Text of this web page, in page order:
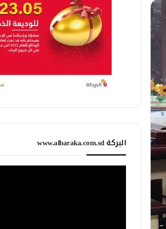
البركة www.albaraka.com.sd